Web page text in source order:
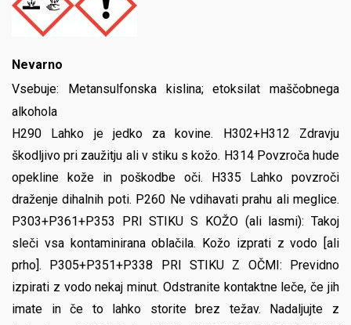
Nevarno
Vsebuje:
Metansulfonska kislina; etoksilat maščobnega
alkohola
H290 Lahko je jedko za kovine. H302+H312 Zdravju
škodljivo pri zaužitju ali v stiku s kožo. H314 Povzroča hude
opekline kože in poškodbe oči. H335 Lahko povzroči
draženje dihalnih poti. P260 Ne vdihavati prahu ali meglice.
P303+P361+P353 PRI STIKU S KOŽO (ali lasmi): Takoj
sleči vsa kontaminirana oblačila. Kožo izprati z vodo [ali
prho]. P305+P351+P338 PRI STIKU Z OČMI: Previdno
izpirati z vodo nekaj minut. Odstranite kontaktne leče, če jih
imate in če to lahko storite brez težav. Nadaljujte z